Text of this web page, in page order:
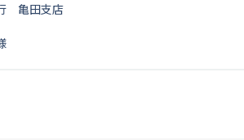
亀田支店